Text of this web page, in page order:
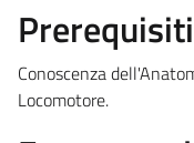
Conoscenza
Locomotore.